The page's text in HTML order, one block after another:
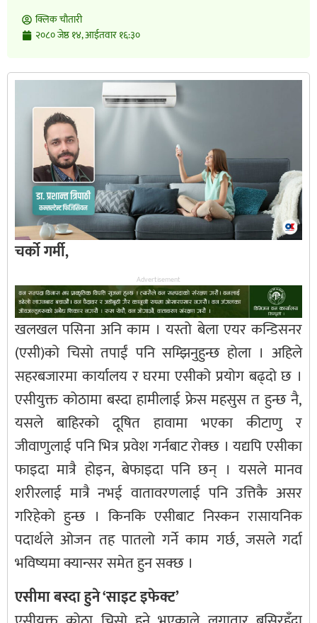
क्लिक चाैतारी
२०८० जेष्ठ १४, आईतवार १६:३०
चर्को गर्मी,
Advertisement
खलखल पसिना अनि काम । यस्तो बेला एयर कन्डिसनर
(एसी)को चिसो तपाईं पनि सम्झिनुहुन्छ होला । अहिले
सहरबजारमा कार्यालय र घरमा एसीको प्रयोग बढ्दो छ ।
एसीयुक्त कोठामा बस्दा हामीलाई फ्रेस महसुस त हुन्छ नै,
यसले बाहिरको दूषित हावामा भएका कीटाणु र
जीवाणुलाई पनि भित्र प्रवेश गर्नबाट रोक्छ । यद्यपि एसीका
फाइदा मात्रै होइन, बेफाइदा पनि छन् । यसले मानव
शरीरलाई मात्रै नभई वातावरणलाई पनि उत्तिकै असर
गरिहेको हुन्छ । किनकि एसीबाट निस्कन रासायनिक
पदार्थले ओजन तह पातलो गर्ने काम गर्छ, जसले गर्दा
भविष्यमा क्यान्सर समेत हुन सक्छ ।
एसीमा बस्दा हुने ‘साइट इफेक्ट’